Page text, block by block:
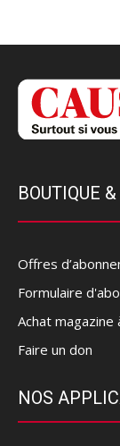
BOUTIQUE
Offres
Formulaire
Achat magazine
Faire un don
NOS